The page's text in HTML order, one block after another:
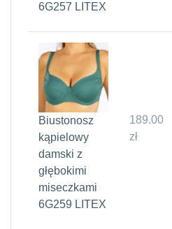
6G257 LITEX
Biustonosz
kąpielowy
damski z
głębokimi
miseczkami
6G259 LITEX
189.00
zł